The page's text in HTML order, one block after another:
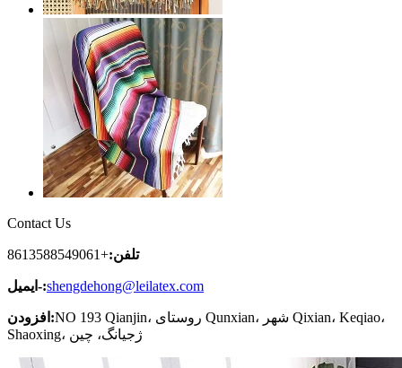
Contact Us
تلفن:+8613588549061
ایمیل-:shengdehong@leilatex.com
افزودن:NO 193 Qianjin، روستای Qunxian، شهر Qixian، Keqiao،
Shaoxing، ژجیانگ، چین